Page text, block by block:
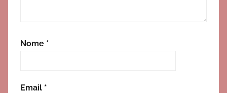
Nome *
Email *